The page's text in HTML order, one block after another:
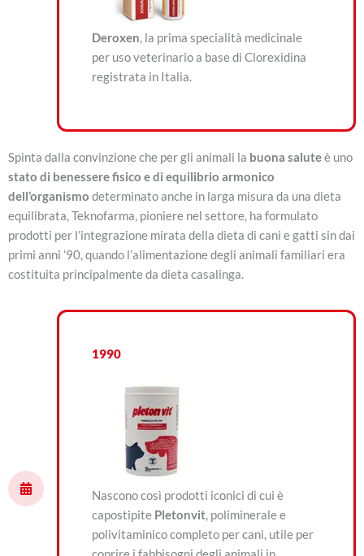
Deroxen, la prima specialità medicinale
per uso veterinario a base di Clorexidina
registrata in Italia.
Spinta dalla convinzione che per gli animali la buona saluteè uno
stato di benessere fisico e di equilibrio armonico
dell’organismo determinato anche in larga misura da una dieta
equilibrata, Teknofarma, pioniere nel settore, ha formulato
prodotti per l’integrazione mirata della dieta di cani e gatti sin dai
primi anni ’90, quando l’alimentazione degli animali familiari era
costituita principalmente da dieta casalinga.
1990
Nascono così prodotti iconici di cui è
capostipite Pletonvit, poliminerale e
polivitaminico completo per cani, utile per